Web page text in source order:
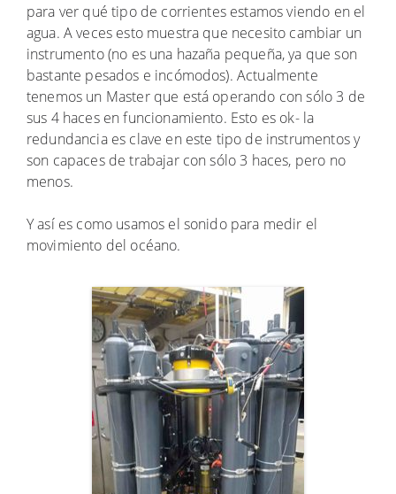
para ver qué tipo de corrientes estamos viendo en el
agua. A veces esto muestra que necesito cambiar un
instrumento (no es una hazaña pequeña, ya que son
bastante pesados e incómodos). Actualmente
tenemos un Master que está operando con sólo 3 de
sus 4 haces en funcionamiento. Esto es ok- la
redundancia es clave en este tipo de instrumentos y
son capaces de trabajar con sólo 3 haces, pero no
menos.
Y así es como usamos el sonido para medir el
movimiento del océano.